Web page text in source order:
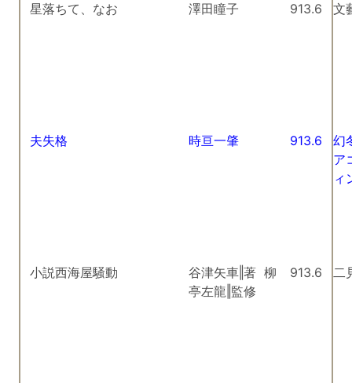
星落ちて、なお 澤田瞳子 913.6 文
夫失格 時亘一肇 913.6
幻
ア
ィ
小説西海屋騒動
谷津矢車‖著 柳
亭左龍‖監修
913.6 二